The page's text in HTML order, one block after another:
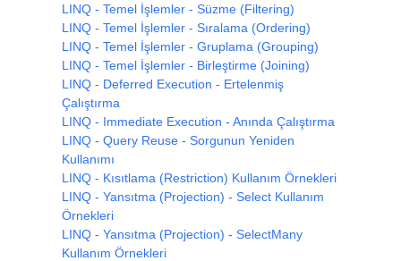
LINQ - Temel İşlemler - Süzme (Filtering)
LINQ - Temel İşlemler - Sıralama (Ordering)
LINQ - Temel İşlemler - Gruplama (Grouping)
LINQ - Temel İşlemler - Birleştirme (Joining)
LINQ - Deferred Execution - Ertelenmiş
Çalıştırma
LINQ - Immediate Execution - Anında Çalıştırma
LINQ - Query Reuse - Sorgunun Yeniden
Kullanımı
LINQ - Kısıtlama (Restriction) Kullanım Örnekleri
LINQ - Yansıtma (Projection) - Select Kullanım
Örnekleri
LINQ - Yansıtma (Projection) - SelectMany
Kullanım Örnekleri